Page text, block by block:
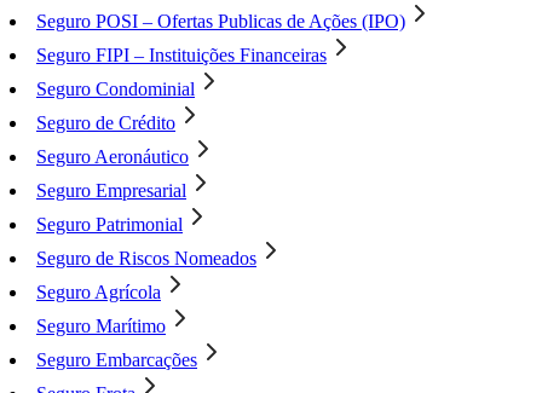
Seguro POSI – Ofertas Publicas de Ações (IPO)
Seguro FIPI – Instituições Financeiras
Seguro Condominial
Seguro de Crédito
Seguro Aeronáutico
Seguro Empresarial
Seguro Patrimonial
Seguro de Riscos Nomeados
Seguro Agrícola
Seguro Marítimo
Seguro Embarcações